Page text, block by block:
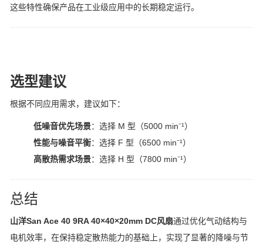
这些特性确保产品在工业级应用中的长期稳定运行。
选型建议
根据不同应用需求，建议如下：
低噪音优先场景：选择 M 型（5000 min⁻¹）
性能与噪音平衡：选择 F 型（6500 min⁻¹）
高散热需求场景：选择 H 型（7800 min⁻¹）
总结
山洋San Ace 40 9RA 40×40×20mm DC风扇通过优化气动结构与
电机效率，在保持稳定散热能力的基础上，实现了显著的降噪与节